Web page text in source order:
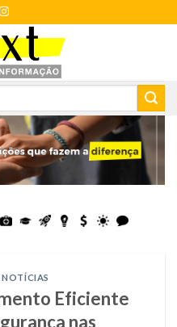
Eficiente
nas